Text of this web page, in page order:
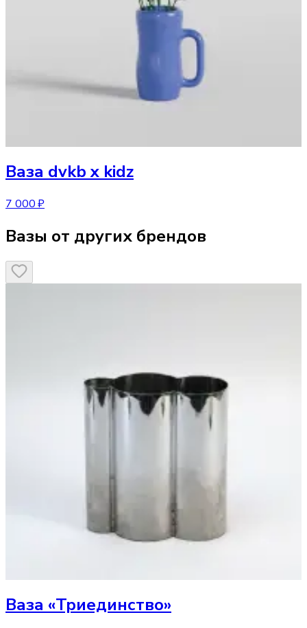
Ваза dvkb x kidz
7 000 ₽
Вазы от других брендов
Ваза «Триединство»